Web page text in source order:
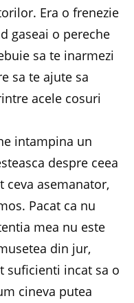
Era o frenezie
gaseai o pereche
sa te inarmezi
sa te ajute sa
acele cosuri
intampina un
despre ceea
ceva asemanator,
Pacat ca nu
mea nu este
din jur,
suficienti incat sa o
cineva putea